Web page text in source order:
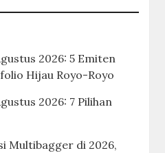
2026: 5 Emiten
Hijau Royo-Royo
2026: 7 Pilihan
Multibagger di 2026,